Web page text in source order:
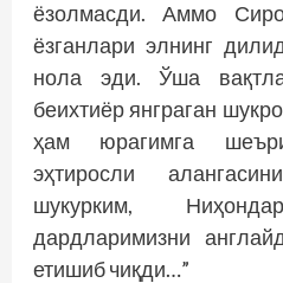
ёзолмасди. Аммо
ёзганлари элнинг
нола эди. Ўша
беихтиёр янграган
ҳам юрагимга
эҳтиросли
шукурким,
дардларимизни
етишиб чиқди…”